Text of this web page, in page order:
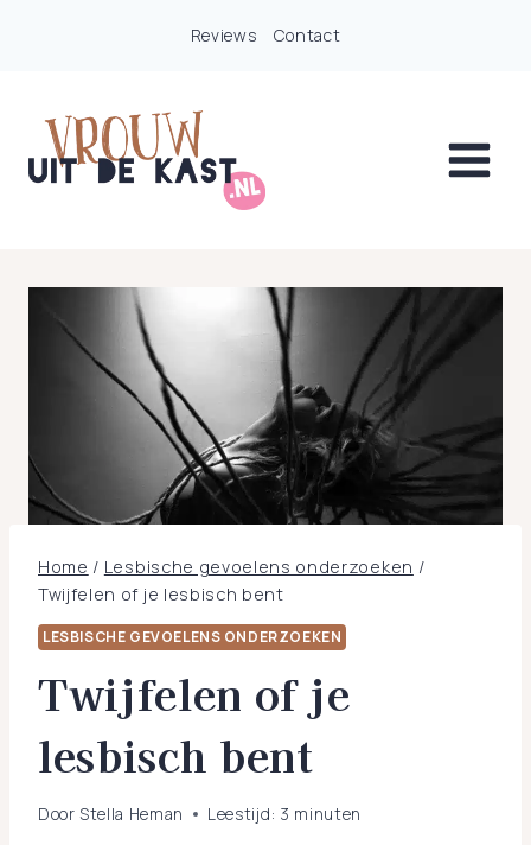
Reviews Contact
Home / Lesbische gevoelens onderzoeken /
Twijfelen of je lesbisch bent
LESBISCHE GEVOELENS ONDERZOEKEN
Twijfelen of je
lesbisch bent
Door Stella Heman Leestijd: 3 minuten